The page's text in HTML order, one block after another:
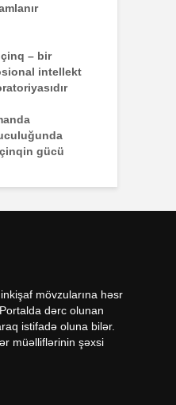
– bir
intellekt
gücü
mövzularına həsr
dərc olunan
istifadə oluna bilər.
müəlliflərinin şəxsi